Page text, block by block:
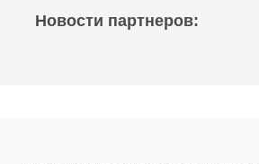
Новости партнеров: